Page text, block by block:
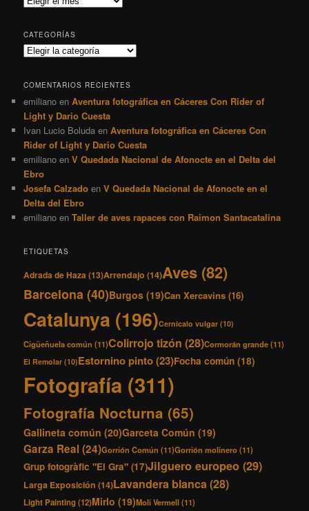
CATEGORÍAS
Categorías
COMENTARIOS RECIENTES
emiliano enAventura fotográfica en Cáceres Con Rider of
Light y Dario Cuesta
Ivan Lucio Boluda enAventura fotográfica en Cáceres Con
Rider of Light y Dario Cuesta
emiliano enV Quedada Nacional de Afonocte en el Delta del
Ebro
Josefa Calzado enV Quedada Nacional de Afonocte en el
Delta del Ebro
emiliano enTaller de aves rapaces con Raimon Santacatalina
ETIQUETAS
Adrada de Haza (13)Arrendajo (14)Aves (82)
Barcelona(40)Burgos (19)Can Xercavins (16)
Catalunya (196)Cernícalo vulgar (10)
Cigüeñuela común (11)Colirrojo tizón (28)Cormorán grande(11)
El Remolar (10)Estornino pinto(23)Focha común (18)
Fotografía (311)
Fotografía Nocturna (65)
Gallineta común (20)Garceta Común (19)
Garza Real(24)Gorrión Común (11)Gorrión molinero(11)
Grup fotogràfic "El Gra" (17)Jilguero europeo (29)
Larga Exposición (14)Lavandera blanca(28)
Light Painting(12)Mirlo (19)Molí Vermell(11)